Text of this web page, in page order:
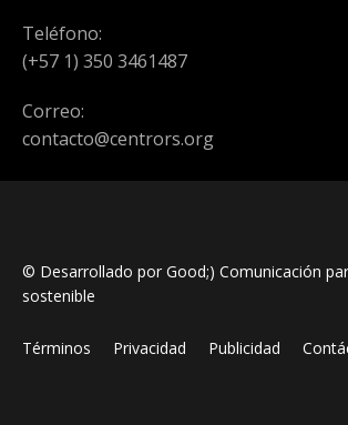
Teléfono:
(+57 1) 350 3461487
Correo:
contacto@centrors.org
© Desarrollado por Good;) Comunicación
sostenible
Términos Privacidad Publicidad